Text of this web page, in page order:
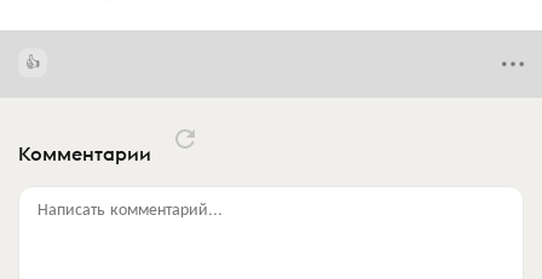
Комментарии
Написать комментарий...